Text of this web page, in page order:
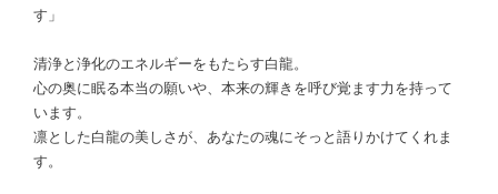
す」
清浄と浄化のエネルギーをもたらす白龍。
心の奥に眠る本当の願いや、本来の輝きを呼び覚ます力を持って
います。
凛とした白龍の美しさが、あなたの魂にそっと語りかけてくれま
す。